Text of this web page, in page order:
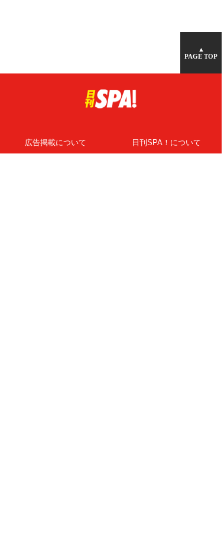
▲
PAGE TOP
広告掲載について 日刊SPA！について